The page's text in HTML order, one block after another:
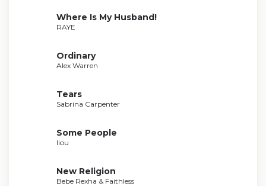
Where Is My Husband!
RAYE
Ordinary
Alex Warren
Tears
Sabrina Carpenter
Some People
liou
New Religion
Bebe Rexha & Faithless